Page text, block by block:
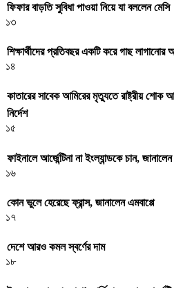
ফিফার বাড়তি সুবিধা পাওয়া নিয়ে যা বললেন মেসি
১৩
শিক্ষার্থীদের প্রতিবছর একটি করে গাছ লাগানোর
১৪
কাতারের সাবেক আমিরের মৃত্যুতে রাষ্ট্রীয় শোক
নির্দেশ
১৫
ফাইনালে আর্জেন্টিনা না ইংল্যান্ডকে চান,
১৬
কোন ভুলে হেরেছে ফ্রান্স, জানালেন এমবাপ্পে
১৭
দেশে আরও কমল স্বর্ণের দাম
১৮